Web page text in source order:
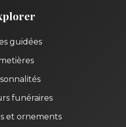
guidées
funéraires
et ornements